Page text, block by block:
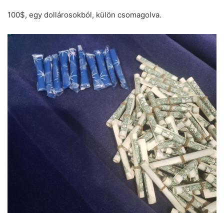
100$, egy dollárosokból, külön csomagolva.